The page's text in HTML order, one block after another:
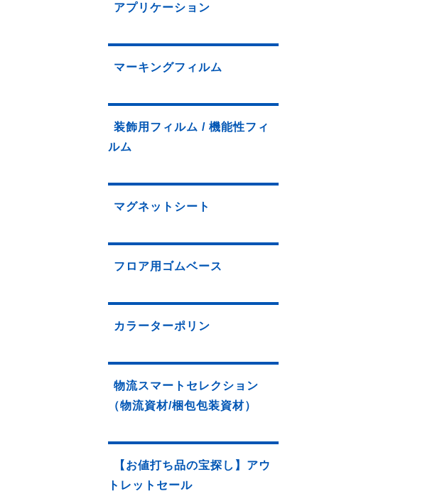
アプリケーション
マーキングフィルム
装飾用フィルム / 機能性フィ
ルム
マグネットシート
フロア用ゴムベース
カラーターポリン
物流スマートセレクション
（物流資材/梱包包装資材）
【お値打ち品の宝探し】アウ
トレットセール